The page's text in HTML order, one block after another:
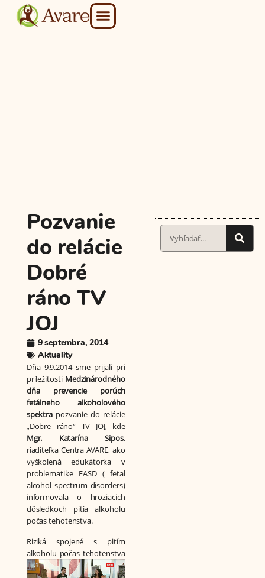
Pozvanie
do relácie
Dobré
ráno TV
JOJ
9 septembra, 2014
Aktuality
Dňa 9.9.2014 sme prijali pri
príležitosti Medzinárodného
dňa prevencie porúch
fetálneho alkoholového
spektra pozvanie do relácie
„Dobre ráno“ TV JOJ, kde
Mgr. Katarína Sipos,
riaditeľka Centra AVARE, ako
vyškolená edukátorka v
problematike FASD ( fetal
alcohol spectrum disorders)
informovala o hroziacich
dôsledkoch pitia alkoholu
počas tehotenstva.
Riziká spojené s pitím
alkoholu počas tehotenstva